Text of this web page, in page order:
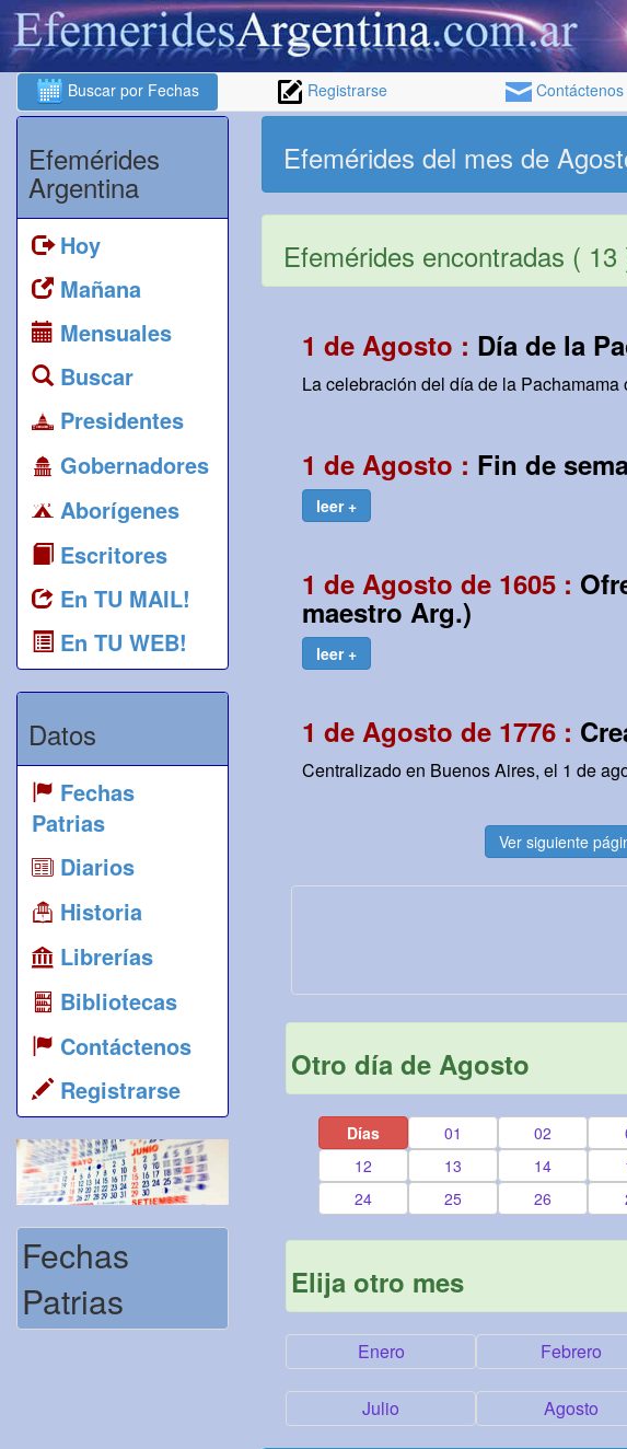
Buscar por Fechas Registrarse Contáctenos
Efemérides
Argentina
Hoy
Mañana
Mensuales
Buscar
Presidentes
Gobernadores
Aborígenes
Escritores
En TU MAIL!
En TU WEB!
Datos
Fechas
Patrias
Diarios
Historia
Librerías
Bibliotecas
Contáctenos
Registrarse
Fechas
Patrias
Efemérides del mes de
Efemérides encontradas ( 13
1 de Agosto : Día de la
La celebración del día de la
1 de Agosto : Fin de
leer +
1 de Agosto de 1605 :
maestro Arg.)
leer +
1 de Agosto de 1776 :
Centralizado en Buenos Aires, el 1 de
Ver siguiente
Otro día de Agosto
Días 01 02
12
13 14
24
25 26
Elija otro mes
Enero Febrero
Julio Agosto